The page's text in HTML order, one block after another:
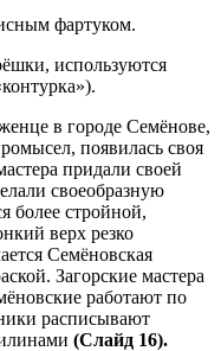
фартуком.
используются
в городе Семёнове,
появилась своя
придали своей
своеобразную
более стройной,
верх резко
Семёновская
Загорские мастера
работают по
расписывают
(Слайд 16).